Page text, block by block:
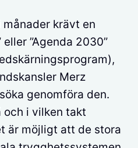
krävt en
”Agenda 2030”
Merz
genomföra den.
och i vilken takt
är möjligt att de stora